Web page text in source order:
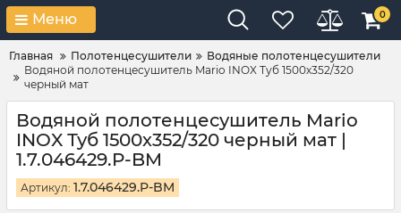
Меню 0
Главная Полотенцесушители
Водяные полотенцесушители
Водяной полотенцесушитель Mario INOX Туб 1500х352/320
черный мат
Водяной полотенцесушитель Mario
INOX Туб 1500х352/320 черный мат |
1.7.046429.P-BM
Артикул: 1.7.046429.P-BM